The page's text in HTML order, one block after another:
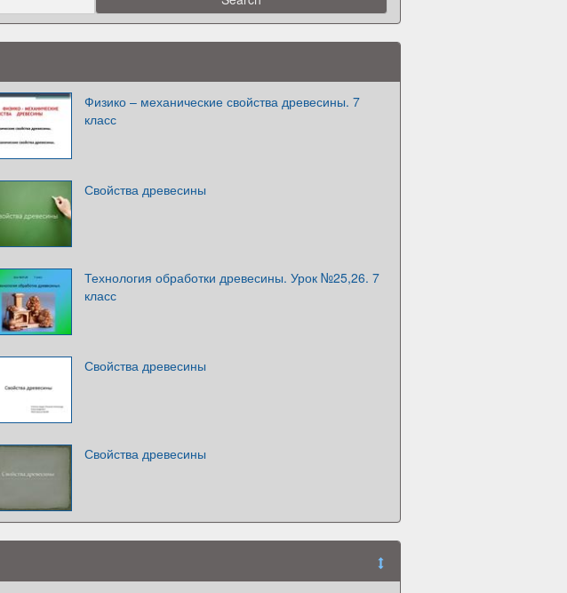
Физико – механические свойства древесины. 7
класс
Свойства древесины
Технология обработки древесины. Урок №25,26. 7
класс
Свойства древесины
Свойства древесины